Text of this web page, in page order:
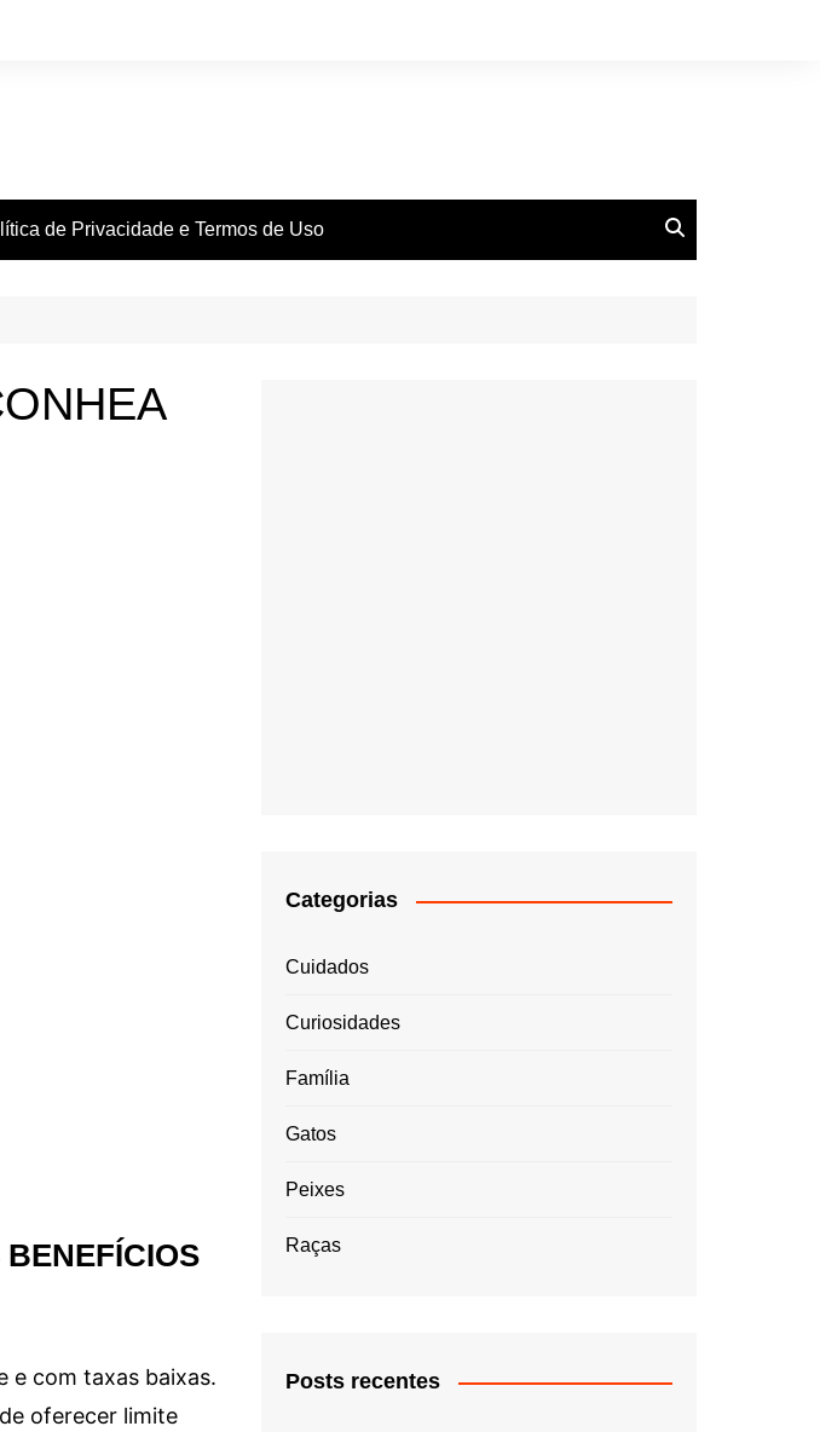
de Privacidade e Termos de Uso
e com taxas baixas.
oferecer limite
Categorias
Cuidados
Curiosidades
Família
Gatos
Peixes
Raças
Posts recentes